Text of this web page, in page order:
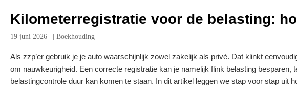
Kilometerregistratie voor de belasting:
19 juni 2026 Boekhouding
Als zzp’er gebruik je je auto waarschijnlijk zowel zakelijk als privé. Dat klinkt
om nauwkeurigheid. Een correcte registratie kan je namelijk flink belasting besparen,
belastingcontrole duur kan komen te staan. In dit artikel leggen we stap voor stap uit